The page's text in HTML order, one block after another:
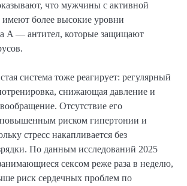
что мужчины с активной
более высокие уровни
A — антител, которые защищают
система тоже реагирует: регулярный
снижающая давление и
Отсутствие его
повышенным риском гипертонии и
стресс накапливается без
По данным исследований 2025
сексом реже раза в неделю,
риск сердечных проблем по